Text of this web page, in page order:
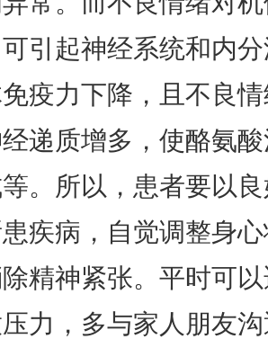
引起神经系统和内
疫力下降，且不良
递质增多，使酪氨
。所以，患者要以
疾病，自觉调整身
精神紧张。平时可
力，多与家人朋友